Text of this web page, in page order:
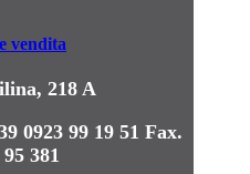
vendita
218 A
0923 99 19 51 Fax.
381